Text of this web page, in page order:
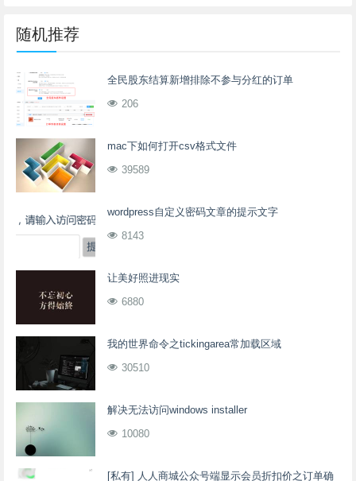
随机推荐
全民股东结算新增排除不参与分红的订单
206
mac下如何打开csv格式文件
39589
wordpress自定义密码文章的提示文字
8143
让美好照进现实
6880
我的世界命令之tickingarea常加载区域
30510
解决无法访问windows installer
10080
[私有] 人人商城公众号端显示会员折扣价之订单确